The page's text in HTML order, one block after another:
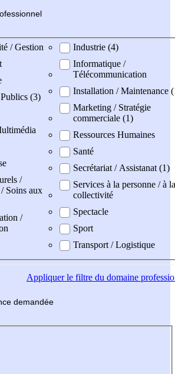
fessionnel
/ Gestion
(3)
/
Soins aux
/
Industrie (4)
Informatique /
Télécommunication
Installation / Maintenance
Marketing / Stratégie
commerciale (1)
Ressources Humaines
Santé
Secrétariat / Assistanat (1)
Services à la personne / à la
collectivité
Spectacle
Sport
Transport / Logistique
Appliquerle filtre du domaine
demandée